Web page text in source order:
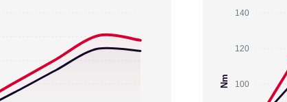
140
120
100
Nm